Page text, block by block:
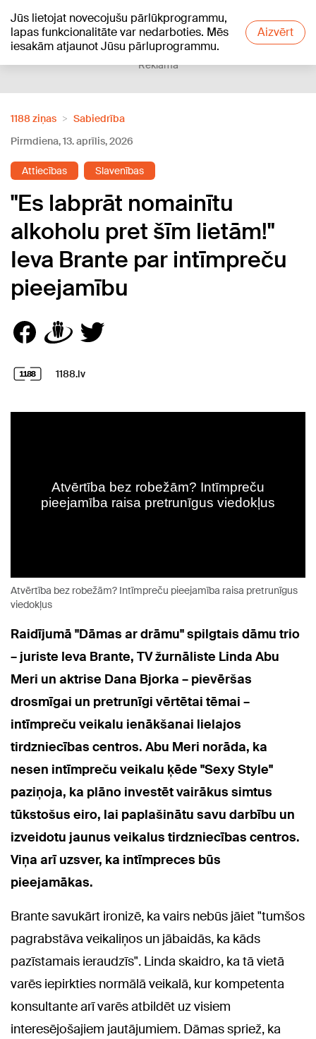
Jūs lietojat novecojušu pārlūkprogrammu,
lapas funkcionalitāte var nedarboties. Mēs
iesakām atjaunot Jūsu pārluprogrammu.
Aizvērt
+19°C
Reklāma
1188 ziņas
Sabiedrība
Pirmdiena, 13. aprīlis, 2026
Attiecības Slavenības
"Es labprāt nomainītu
alkoholu pret šīm lietām!"
Ieva Brante par intīmpreču
pieejamību
1188.lv
Atvērtība bez robežām? Intīmpreču pieejamība raisa pretrunīgus
viedokļus
Raidījumā "Dāmas ar drāmu" spilgtais dāmu trio
– juriste Ieva Brante, TV žurnāliste Linda Abu
Meri un aktrise Dana Bjorka – pievēršas
drosmīgai un pretrunīgi vērtētai tēmai –
intīmpreču veikalu ienākšanai lielajos
tirdzniecības centros. Abu Meri norāda, ka
nesen intīmpreču veikalu ķēde "Sexy Style"
paziņoja, ka plāno investēt vairākus simtus
tūkstošus eiro, lai paplašinātu savu darbību un
izveidotu jaunus veikalus tirdzniecības centros.
Viņa arī uzsver, ka intīmpreces būs
pieejamākas.
Brante savukārt ironizē, ka vairs nebūs jāiet "tumšos
pagrabstāva veikaliņos un jābaidās, ka kāds
pazīstamais ieraudzīs". Linda skaidro, ka tā vietā
varēs iepirkties normālā veikalā, kur kompetenta
konsultante arī varēs atbildēt uz visiem
interesējošajiem jautājumiem. Dāmas spriež, ka